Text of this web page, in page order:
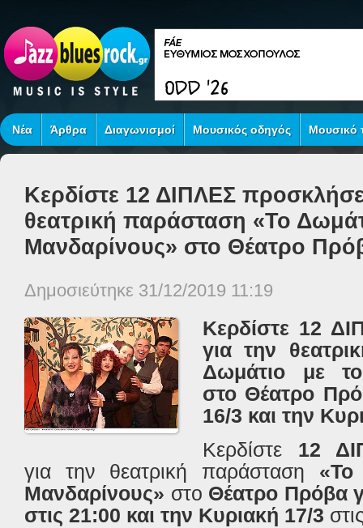
Νέα Άρθρα Διαγωνισμοί Μουσικός οδηγός Μουσικό
Κερδίστε 12 ΔΙΠΛΕΣ
θεατρική παράσταση «Το
Μανδαρίνους» στο Θέατρο
Δημοσιεύτηκε 31/12/2019 11:19
Κερδίστε 12
για την
Δωμάτιο με
στο Θέατρο
16/3 και την
Κερδίστε 12
για την θεατρική παράσταση «Το
Μανδαρίνους» στο Θέατρο Πρόβα
στις 21:00 και την Κυριακή 17/3